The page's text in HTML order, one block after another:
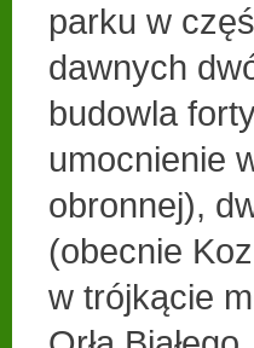
parku w
dawnych
budowla
umocnienie
obronnej),
(obecnie
w trójkącie